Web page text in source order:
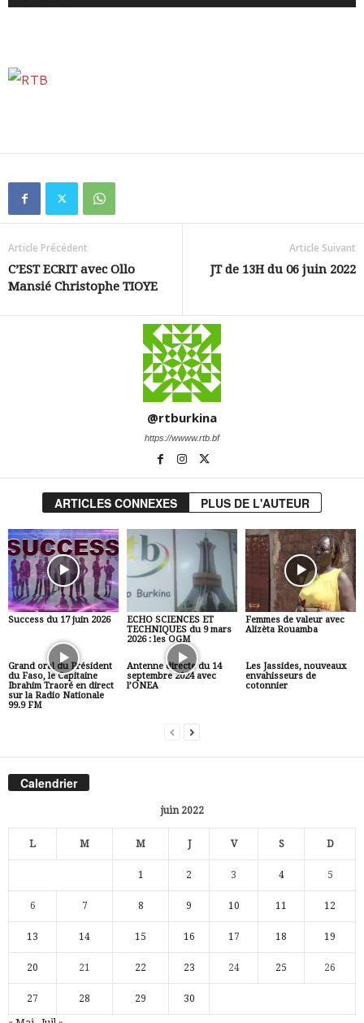
audio
Article Précédent
C’EST ECRIT avec Ollo
Mansié Christophe TIOYE
Article Suivant
JT de 13H du 06 juin 2022
@rtburkina
https://wwww.rtb.bf
ARTICLES CONNEXES PLUS DE L'AUTEUR
Success du 17 juin 2026
ECHO SCIENCES ET
TECHNIQUES du 9 mars
2026 : les OGM
Femmes de valeur avec
Alizèta Rouamba
Grand oral du Président
du Faso, le Capitaine
Ibrahim Traoré en direct
sur la Radio Nationale
99.9 FM
Antenne directe du 14
septembre 2024 avec
l’ONEA
Les Jassides, nouveaux
envahisseurs de
cotonnier
Calendrier
juin 2022
L M M J V S D
1 2 3 4 5
6 7 8 9 10 11 12
13 14 15 16 17 18 19
20 21 22 23 24 25 26
27 28 29 30